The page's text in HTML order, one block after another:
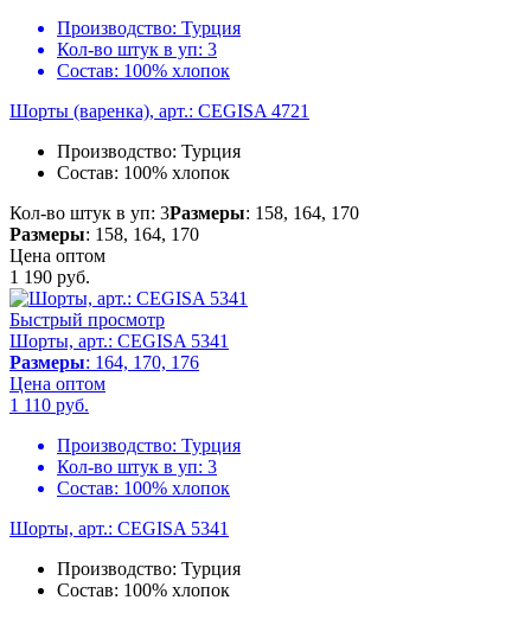
Производство: Турция
Кол-во штук в уп: 3
Состав: 100% хлопок
Шорты (варенка), арт.: CEGISA 4721
Производство: Турция
Состав: 100% хлопок
Кол-во штук в уп: 3Размеры: 158, 164, 170
Размеры: 158, 164, 170
Цена оптом
1 190 руб.
Быстрый просмотр
Шорты, арт.: CEGISA 5341
Размеры: 164, 170, 176
Цена оптом
1 110 руб.
Производство: Турция
Кол-во штук в уп: 3
Состав: 100% хлопок
Шорты, арт.: CEGISA 5341
Производство: Турция
Состав: 100% хлопок